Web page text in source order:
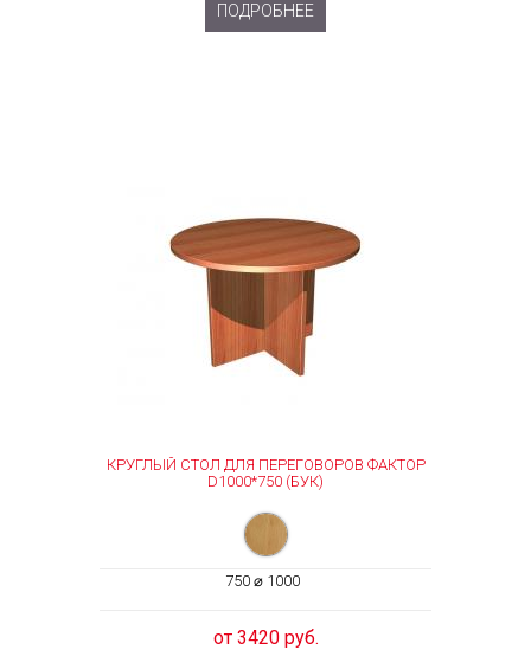
ПОДРОБНЕЕ
КРУГЛЫЙ СТОЛ ДЛЯ ПЕРЕГОВОРОВ ФАКТОР
D1000*750 (БУК)
750 ⌀ 1000
от 3420 руб.